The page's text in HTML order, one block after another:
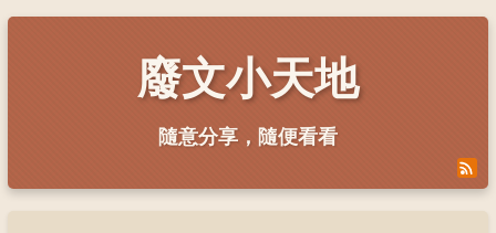
廢文小天地
隨意分享，隨便看看